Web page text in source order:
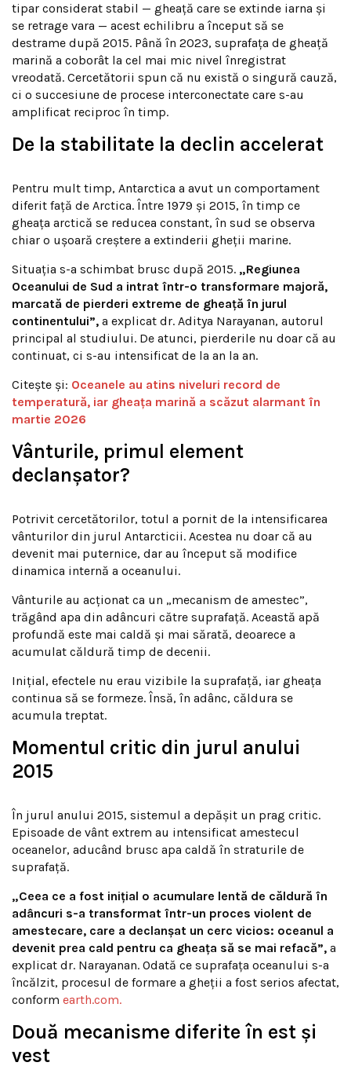
tipar considerat stabil — gheață care se extinde iarna și
se retrage vara — acest echilibru a început să se
destrame după 2015. Până în 2023, suprafața de gheață
marină a coborât la cel mai mic nivel înregistrat
vreodată. Cercetătorii spun că nu există o singură cauză,
ci o succesiune de procese interconectate care s-au
amplificat reciproc în timp.
De la stabilitate la declin accelerat
Pentru mult timp, Antarctica a avut un comportament
diferit față de Arctica. Între 1979 și 2015, în timp ce
gheața arctică se reducea constant, în sud se observa
chiar o ușoară creștere a extinderii gheții marine.
Situația s-a schimbat brusc după 2015. „Regiunea
Oceanului de Sud a intrat într-o transformare majoră,
marcată de pierderi extreme de gheață în jurul
continentului”, a explicat dr. Aditya Narayanan, autorul
principal al studiului. De atunci, pierderile nu doar că au
continuat, ci s-au intensificat de la an la an.
Citește și: Oceanele au atins niveluri record de
temperatură, iar gheața marină a scăzut alarmant în
martie 2026
Vânturile, primul element
declanșator?
Potrivit cercetătorilor, totul a pornit de la intensificarea
vânturilor din jurul Antarcticii. Acestea nu doar că au
devenit mai puternice, dar au început să modifice
dinamica internă a oceanului.
Vânturile au acționat ca un „mecanism de amestec”,
trăgând apa din adâncuri către suprafață. Această apă
profundă este mai caldă și mai sărată, deoarece a
acumulat căldură timp de decenii.
Inițial, efectele nu erau vizibile la suprafață, iar gheața
continua să se formeze. Însă, în adânc, căldura se
acumula treptat.
Momentul critic din jurul anului
2015
În jurul anului 2015, sistemul a depășit un prag critic.
Episoade de vânt extrem au intensificat amestecul
oceanelor, aducând brusc apa caldă în straturile de
suprafață.
„Ceea ce a fost inițial o acumulare lentă de căldură în
adâncuri s-a transformat într-un proces violent de
amestecare, care a declanșat un cerc vicios: oceanul a
devenit prea cald pentru ca gheața să se mai refacă”, a
explicat dr. Narayanan. Odată ce suprafața oceanului s-a
încălzit, procesul de formare a gheții a fost serios afectat,
conform earth.com.
Două mecanisme diferite în est și
vest